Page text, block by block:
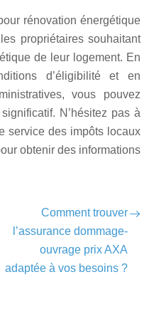
rénovation énergétique
propriétaires souhaitant
de leur logement. En
d’éligibilité et en
vous pouvez
N’hésitez pas à
service des impôts locaux
obtenir des informations
Comment trouver
l’assurance dommage-
ouvrage prix AXA
adaptée à vos besoins ?